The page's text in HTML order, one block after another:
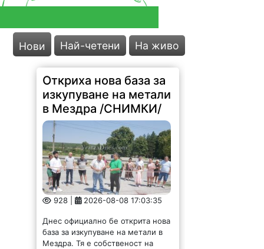
Нови Най-четени На живо
Откриха нова база за
изкупуване на метали
в Мездра /СНИМКИ/
928 | 2026-08-08 17:03:35
Днес официално бе открита нова
база за изкупуване на метали в
Мездра. Тя е собственост на